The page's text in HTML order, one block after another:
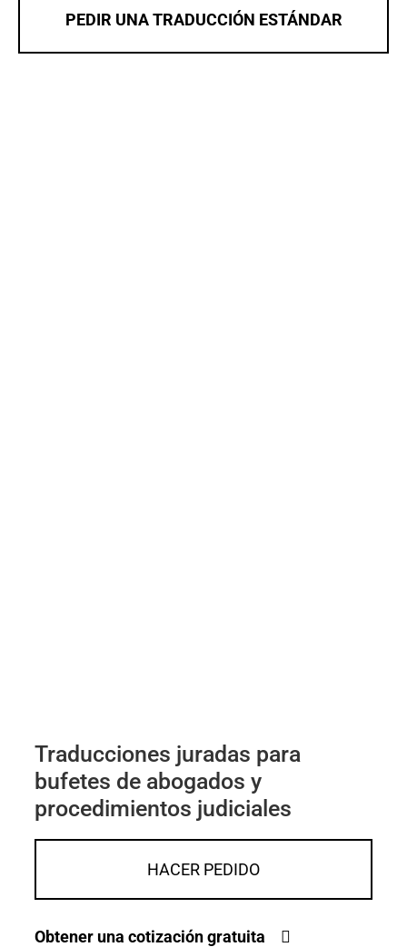
PEDIR UNA TRADUCCIÓN ESTÁNDAR
Traducciones juradas para
bufetes de abogados y
procedimientos judiciales
HACER PEDIDO
Obtener una cotización gratuita